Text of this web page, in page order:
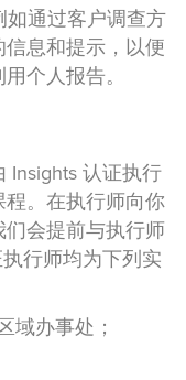
通过客户调查方
息和提示，以便
个人报告。
Insights 认证执行
。在执行师向你
会提前与执行师
行师均为下列实
域办事处；